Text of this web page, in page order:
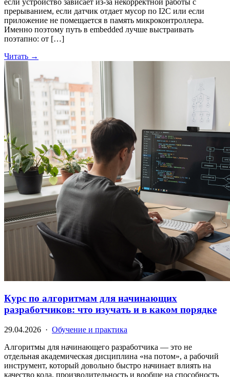
если устройство зависает из-за некорректной работы с
прерыванием, если датчик отдает мусор по I2C или если
приложение не помещается в память микроконтроллера.
Именно поэтому путь в embedded лучше выстраивать
поэтапно: от […]
Читать →
Курс по алгоритмам для начинающих
разработчиков: что изучать и в каком порядке
29.04.2026 · Обучение и практика
Алгоритмы для начинающего разработчика — это не
отдельная академическая дисциплина «на потом», а рабочий
инструмент, который довольно быстро начинает влиять на
качество кода, производительность и вообще на способность